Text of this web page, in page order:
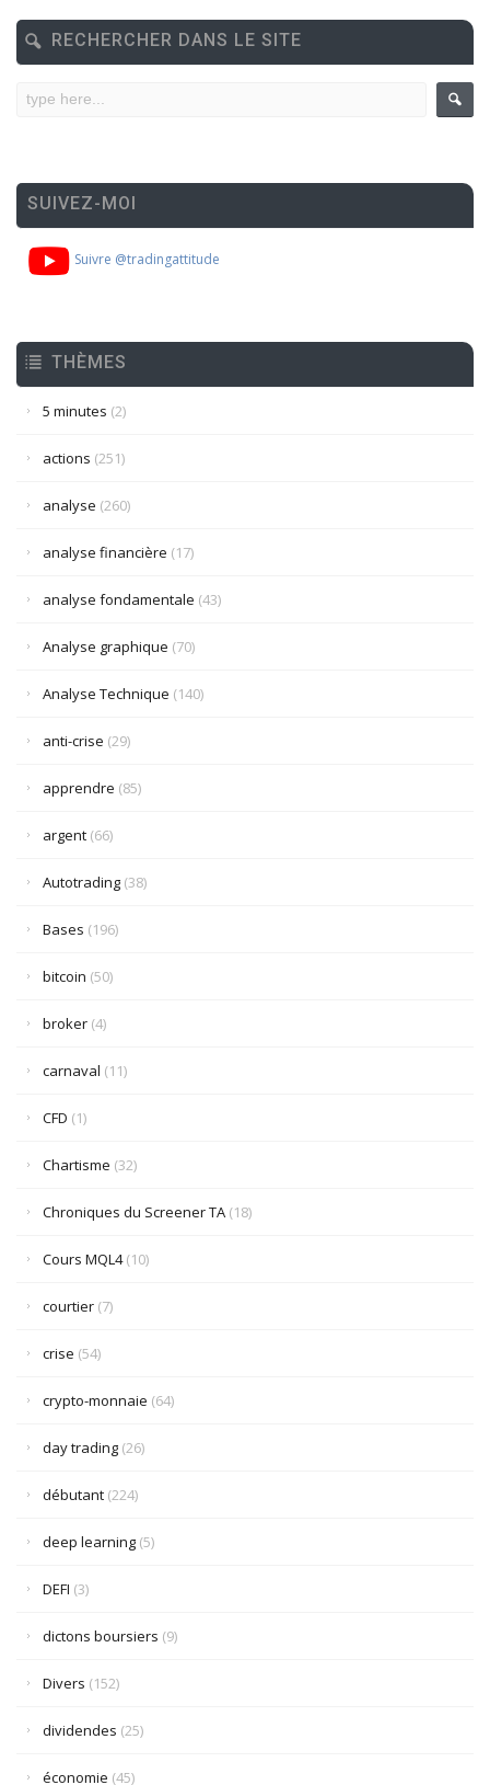
RECHERCHER DANS LE SITE
SUIVEZ-MOI
Suivre @tradingattitude
THÈMES
5 minutes (2)
actions (251)
analyse (260)
analyse financière (17)
analyse fondamentale (43)
Analyse graphique (70)
Analyse Technique (140)
anti-crise (29)
apprendre (85)
argent (66)
Autotrading (38)
Bases (196)
bitcoin (50)
broker (4)
carnaval (11)
CFD (1)
Chartisme (32)
Chroniques du Screener TA (18)
Cours MQL4(10)
courtier (7)
crise (54)
crypto-monnaie (64)
day trading (26)
débutant (224)
deep learning (5)
DEFI (3)
dictons boursiers (9)
Divers (152)
dividendes (25)
économie (45)